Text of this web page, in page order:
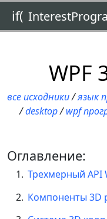
if(
WPF
все исходники/язык
/desktop/wpf
Оглавление:
Трехмерный API
Компоненты 3D